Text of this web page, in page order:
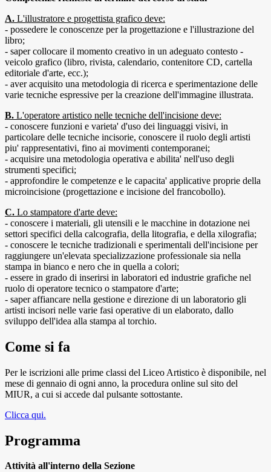
A. L'illustratore e progettista grafico deve:
- possedere le conoscenze per la progettazione e l'illustrazione del
libro;
- saper collocare il momento creativo in un adeguato contesto -
veicolo grafico (libro, rivista, calendario, contenitore CD, cartella
editoriale d'arte, ecc.);
- aver acquisito una metodologia di ricerca e sperimentazione delle
varie tecniche espressive per la creazione dell'immagine illustrata.
B. L'operatore artistico nelle tecniche dell'incisione deve:
- conoscere funzioni e varieta' d'uso dei linguaggi visivi, in
particolare delle tecniche incisorie, conoscere il ruolo degli artisti
piu' rappresentativi, fino ai movimenti contemporanei;
- acquisire una metodologia operativa e abilita' nell'uso degli
strumenti specifici;
- approfondire le competenze e le capacita' applicative proprie della
microincisione (progettazione e incisione del francobollo).
C. Lo stampatore d'arte deve:
- conoscere i materiali, gli utensili e le macchine in dotazione nei
settori specifici della calcografia, della litografia, e della xilografia;
- conoscere le tecniche tradizionali e sperimentali dell'incisione per
raggiungere un'elevata specializzazione professionale sia nella
stampa in bianco e nero che in quella a colori;
- essere in grado di inserirsi in laboratori ed industrie grafiche nel
ruolo di operatore tecnico o stampatore d'arte;
- saper affiancare nella gestione e direzione di un laboratorio gli
artisti incisori nelle varie fasi operative di un elaborato, dallo
sviluppo dell'idea alla stampa al torchio.
Come si fa
Per le iscrizioni alle prime classi del Liceo Artistico è disponibile, nel
mese di gennaio di ogni anno, la procedura online sul sito del
MIUR, a cui si accede dal pulsante sottostante.
Clicca qui.
Programma
Attività all'interno della Sezione